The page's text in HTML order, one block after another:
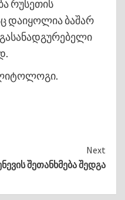
რუსეთის
დაიყოლია ბაშარ
Next
შეთანხმება შედგა